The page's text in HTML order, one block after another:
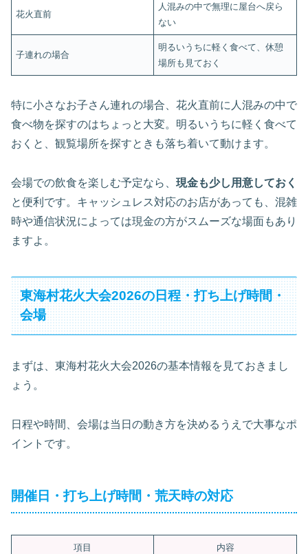
花火直前
人混みの中で無理に屋台へ戻ら
ない
子連れの場合
明るいうちに軽く食べて、休憩
場所も見ておく
特に小さなお子さん連れの場合、花火直前に人混みの中で
食べ物を探すのはちょっと大変。明るいうちに軽く食べて
おくと、観覧場所を探すときも落ち着いて動けます。
会場での飲食を楽しむ予定なら、 現金も少し用意しておく
と便利です。キャッシュレス対応のお店があっても、混雑
時や通信状況によっては現金の方がスムーズな場面もあり
ますよ。
東海村花火大会2026の日程・打ち上げ時間・
会場
まずは、東海村花火大会2026の基本情報を見ておきまし
ょう。
日程や時間、会場は当日の動き方を決めるうえで大事なポ
イントです。
開催日・打ち上げ時間・荒天時の対応
項目 内容